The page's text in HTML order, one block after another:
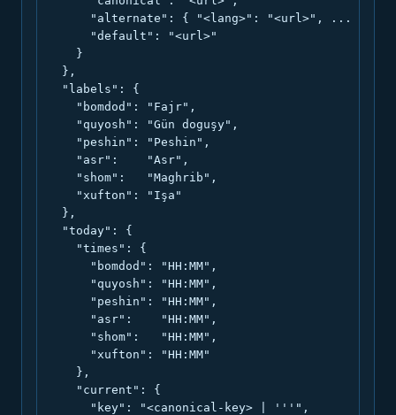
      "alternate": { "<lang>": "<url>", ... },
      "default": "<url>"
    }
  },
  "labels": {
    "bomdod": "Fajr",
    "quyosh": "Gün doguşy",
    "peshin": "Peshin",
    "asr":    "Asr",
    "shom":   "Maghrib",
    "xufton": "Işa"
  },
  "today": {
    "times": {
      "bomdod": "HH:MM",
      "quyosh": "HH:MM",
      "peshin": "HH:MM",
      "asr":    "HH:MM",
      "shom":   "HH:MM",
      "xufton": "HH:MM"
    },
    "current": {
      "key": "<canonical-key> | '''",